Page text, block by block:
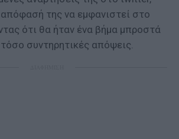
της να εμφανιστεί στο
ότι θα ήταν ένα βήμα μπροστά
συντηρητικές απόψεις.